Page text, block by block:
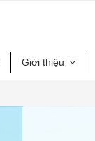
Giới thiệu